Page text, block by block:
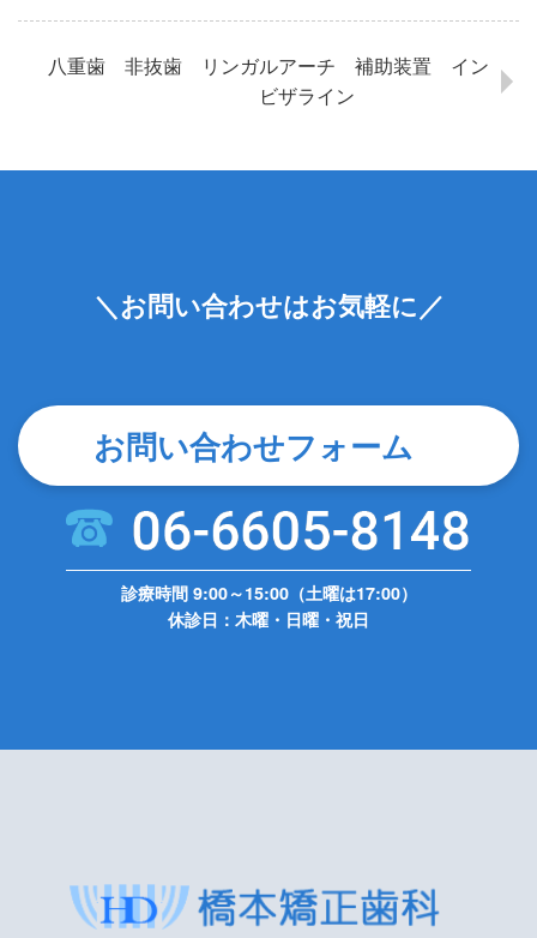
八重歯 非抜歯 リンガルアーチ 補助装置 イン
ビザライン
＼お問い合わせはお気軽に／
お問い合わせフォーム
診療時間 9:00～15:00（土曜は17:00）
休診日：木曜・日曜・祝日